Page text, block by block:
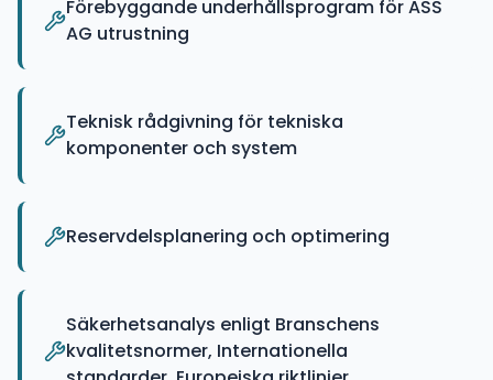
Förebyggande underhållsprogram för ASS
AG utrustning
Teknisk rådgivning för tekniska
komponenter och system
Reservdelsplanering och optimering
Säkerhetsanalys enligt Branschens
kvalitetsnormer, Internationella